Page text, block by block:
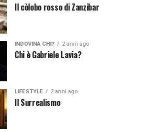
Il còlobo rosso di Zanzibar
INDOVINA CHI? 2 anni ago
Chi è Gabriele Lavia?
LIFESTYLE 2 anni ago
Il Surrealismo